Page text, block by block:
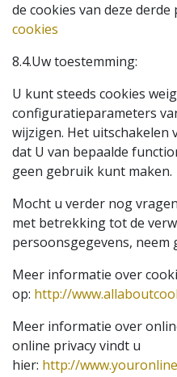
de cookies van deze derde
cookies
8.4.Uw toestemming:
U kunt steeds cookies
configuratieparameters
wijzigen. Het uitschakelen
dat U van bepaalde
geen gebruik kunt maken.
Mocht u verder nog
met betrekking tot de
persoonsgegevens, neem
Meer informatie over
op: http://
Meer informatie over
online privacy vindt u
hier: http://